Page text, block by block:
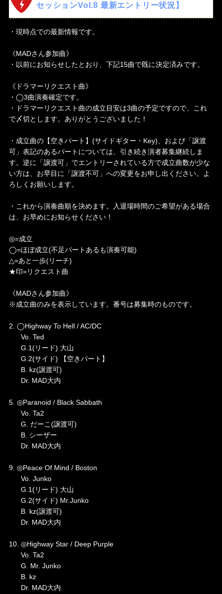
セッションVol.8 最新エントリー状況】
・現時点での最新情報です。
《MADさん参加曲》
・以前にお知らせしたとおり、下記15曲で既に決定済みです。
《ドラマーリクエスト曲》
・◯3曲演奏確定です。
・ドラマーリクエスト曲の成立目安は3曲の予定ですので、これ
で〆切とします。ありがとうございました！
・成立曲の【空きパート】(サイドギター・Key)、および「譲渡
可」表記のあるパートについては、引き続き演者募集継続しま
す。逆に「譲渡可」でエントリーされている方で成立曲数が少な
い方は、お早目に「譲渡不可」への変更をお申し出ください。よ
ろしくお願いします。
・これから演奏曲順を決めます。入退場時間のご希望がある場合
は、お早めにお知らせください！
◎=成立
◯=ほぼ成立(不足パートあるも演奏可能)
△=あと一歩(リーチ)
★印=リクエスト曲
《MADさん参加曲》
※成立曲のみを表示しています。番号は募集時のものです。
2. ◯Highway To Hell / AC/DC
Vo. Ted
G.1(リード) 大山
G.2(サイド) 【空きパート】
B. kz(譲渡可)
Dr. MAD大内
5. ◎Paranoid / Black Sabbath
Vo. Ta2
G. だーこ(譲渡可)
B. シーザー
Dr. MAD大内
9. ◎Peace Of Mind / Boston
Vo. Junko
G.1(リード) 大山
G.2(サイド) Mr.Junko
B. kz(譲渡可)
Dr. MAD大内
10. ◎Highway Star / Deep Purple
Vo. Ta2
G. Mr. Junko
B. kz
Dr. MAD大内